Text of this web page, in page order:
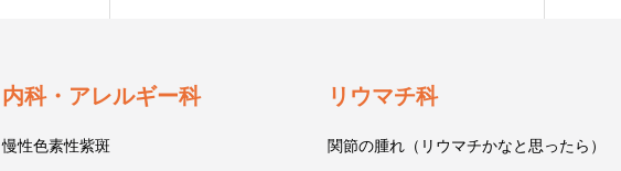
内科・アレルギー科
慢性色素性紫斑
リウマチ科
関節の腫れ（リウマチかなと思ったら）